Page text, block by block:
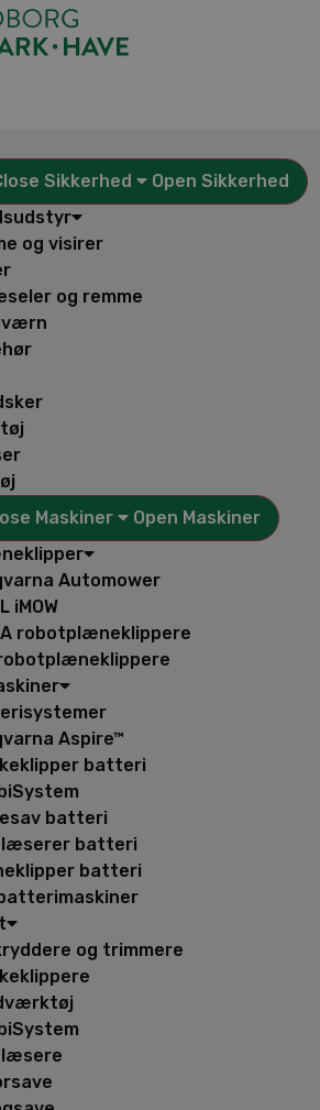
Sikkerhed
Open Sikkerhed
og visirer
og remme
Maskiner
Open Maskiner
Automower
iMOW
robotplæneklippere
Aspire™
batteri
batteri
batteri
batteri
og trimmere